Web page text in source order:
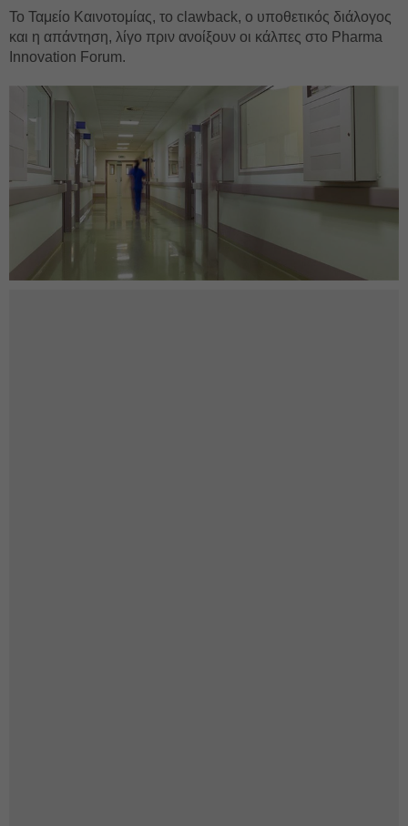
Το Ταμείο Καινοτομίας, το clawback, ο υποθετικός διάλογος
και η απάντηση, λίγο πριν ανοίξουν οι κάλπες στο Pharma
Innovation Forum.